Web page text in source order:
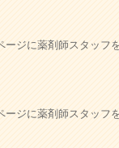
ージに薬剤師スタッフ
ージに薬剤師スタッフ